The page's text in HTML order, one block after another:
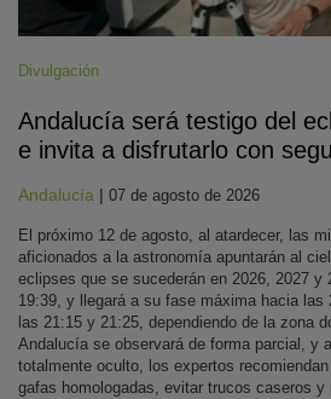
Divulgación
Andalucía será testigo del
e invita a disfrutarlo con
Andalucía | 07 de agosto de 2026
El próximo 12 de agosto, al atardecer, las
aficionados a la astronomía apuntarán al
eclipses que se sucederán en 2026, 2027 y
19:39, y llegará a su fase máxima hacia las
las 21:15 y 21:25, dependiendo de la zona
Andalucía se observará de forma parcial, y
totalmente oculto, los expertos
gafas homologadas, evitar trucos caseros